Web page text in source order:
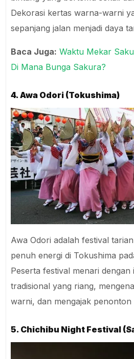
Dekorasi kertas warna-warni
sepanjang jalan menjadi daya
Baca Juga: Waktu Mekar
Di Mana Bunga Sakura?
4. Awa Odori (Tokushima)
Awa Odori adalah festival
penuh energi di Tokushima
Peserta festival menari dengan
tradisional yang riang,
warni, dan mengajak
5. Chichibu Night Festival